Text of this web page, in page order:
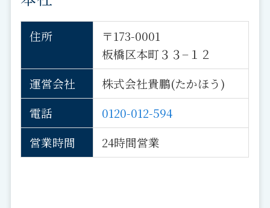
住所
〒173-0001
板橋区本町３３−１２
運営会社
株式会社貴鵬(たかほう)
電話
0120-012-594
営業時間
24時間営業